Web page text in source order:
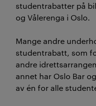
studentrabatter på
og Vålerenga i Oslo.
Mange andre
studentrabatt, som
andre
annet har Oslo Bar
av én for alle